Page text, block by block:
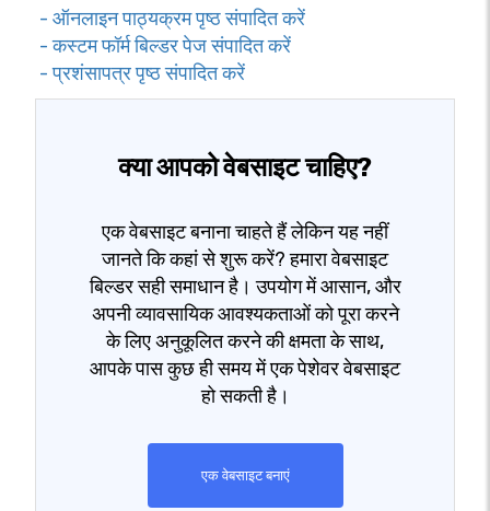
- ऑनलाइन पाठ्यक्रम पृष्ठ संपादित करें
- कस्टम फॉर्म बिल्डर पेज संपादित करें
- प्रशंसापत्र पृष्ठ संपादित करें
क्या आपको वेबसाइट चाहिए?
एक वेबसाइट बनाना चाहते हैं लेकिन यह नहीं
जानते कि कहां से शुरू करें? हमारा वेबसाइट
बिल्डर सही समाधान है। उपयोग में आसान, और
अपनी व्यावसायिक आवश्यकताओं को पूरा करने
के लिए अनुकूलित करने की क्षमता के साथ,
आपके पास कुछ ही समय में एक पेशेवर वेबसाइट
हो सकती है।
एक वेबसाइट बनाएं